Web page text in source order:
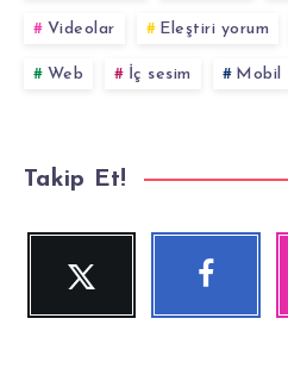
Videolar Eleştiri yorum
Web İç sesim Mobil
Takip Et!
Twitter Facebook